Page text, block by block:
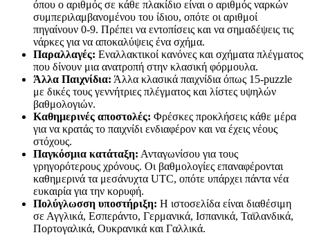
όπου ο αριθμός σε κάθε πλακίδιο είναι ο αριθμός ναρκών
συμπεριλαμβανομένου του ίδιου, οπότε οι αριθμοί
πηγαίνουν 0-9. Πρέπει να εντοπίσεις και να σημαδέψεις τις
νάρκες για να αποκαλύψεις ένα σχήμα.
Παραλλαγές: Εναλλακτικοί κανόνες και σχήματα πλέγματος
που δίνουν μια ανατροπή στην κλασική φόρμουλα.
Άλλα Παιχνίδια: Άλλα κλασικά παιχνίδια όπως 15-puzzle
με δικές τους γεννήτριες πλέγματος και λίστες υψηλών
βαθμολογιών.
Καθημερινές αποστολές: Φρέσκες προκλήσεις κάθε μέρα
για να κρατάς το παιχνίδι ενδιαφέρον και να έχεις νέους
στόχους.
Παγκόσμια κατάταξη: Ανταγωνίσου για τους
γρηγορότερους χρόνους. Οι βαθμολογίες επαναφέρονται
καθημερινά τα μεσάνυχτα UTC, οπότε υπάρχει πάντα νέα
ευκαιρία για την κορυφή.
Πολύγλωσση υποστήριξη: Η ιστοσελίδα είναι διαθέσιμη
σε Αγγλικά, Εσπεράντο, Γερμανικά, Ισπανικά, Ταϊλανδικά,
Πορτογαλικά, Ουκρανικά και Γαλλικά.